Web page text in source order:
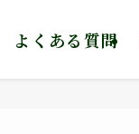
よくある質問